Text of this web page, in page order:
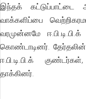
இந்தக் கட்டுப்பாட்டை
வாக்களிப்பை
வரமுன்னமே
கொண்டாடினர். தேர்தலின்
ஈ.பி.டி.பி.க்
தாக்கினர்.